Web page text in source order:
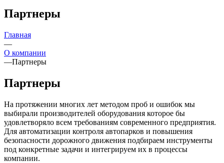
Партнеры
Главная
—
О компании
—Партнеры
Партнеры
На протяжении многих лет методом проб и ошибок мы
выбирали производителей оборудования которое бы
удовлетворяло всем требованиям современного предприятия.
Для автоматизации контроля автопарков и повышения
безопасности дорожного движения подбираем инструменты
под конкретные задачи и интегрируем их в процессы
компании.